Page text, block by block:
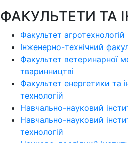
ФАКУЛЬТЕТИ ТА
Факультет
Інженерно-технічний
Факультет ветеринарної
тваринництві
Факультет енергетики та
технологій
Навчально-науковий
Навчально-науковий
технологій